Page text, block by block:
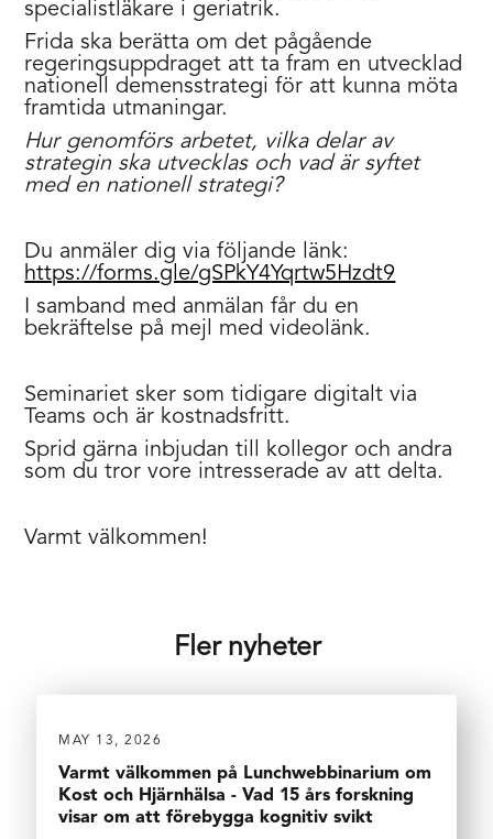
specialistläkare i geriatrik.
Frida ska berätta om det pågående
regeringsuppdraget att ta fram en utvecklad
nationell demensstrategi för att kunna möta
framtida utmaningar.
Hur genomförs arbetet, vilka delar av
strategin ska utvecklas och vad är syftet
med en nationell strategi?
Du anmäler dig via följande länk:
https://forms.gle/gSPkY4Yqrtw5Hzdt9
I samband med anmälan får du en
bekräftelse på mejl med videolänk.
Seminariet sker som tidigare digitalt via
Teams och är kostnadsfritt.
Sprid gärna inbjudan till kollegor och andra
som du tror vore intresserade av att delta.
Varmt välkommen!
Fler nyheter
MAY 13, 2026
Varmt välkommen på Lunchwebbinarium om
Kost och Hjärnhälsa - Vad 15 års forskning
visar om att förebygga kognitiv svikt